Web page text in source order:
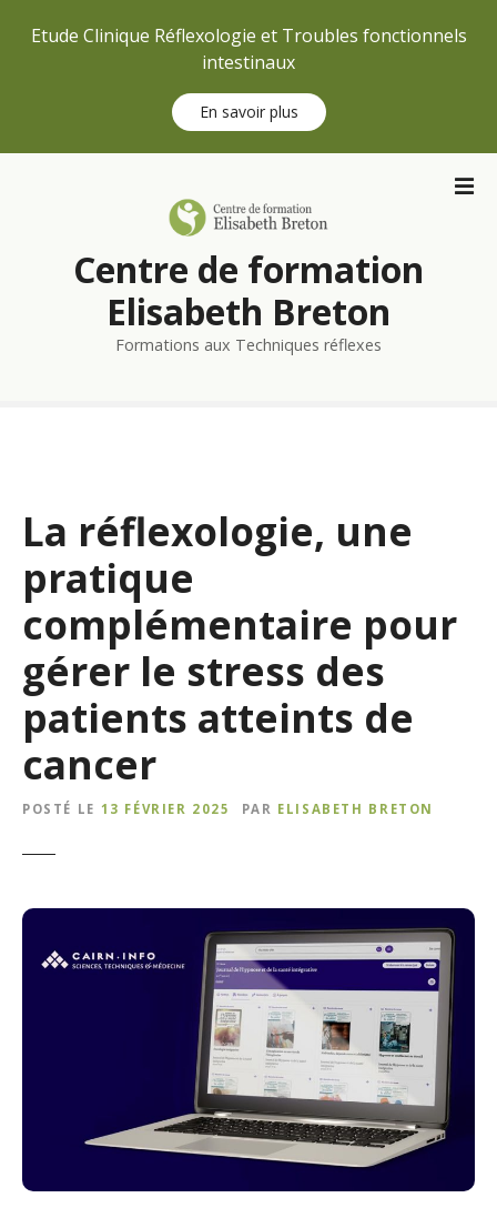
Etude Clinique Réflexologie et Troubles fonctionnels
intestinaux
En savoir plus
Centre de formation
Elisabeth Breton
Formations aux Techniques réflexes
La réflexologie, une
pratique
complémentaire pour
gérer le stress des
patients atteints de
cancer
POSTÉ LE 13 FÉVRIER 2025 PAR ELISABETH BRETON